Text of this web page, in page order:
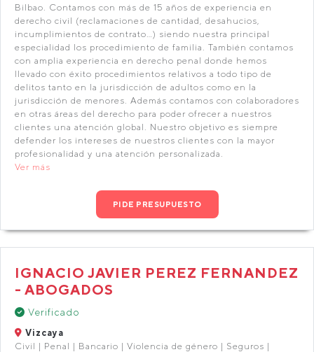
Bilbao. Contamos con más de 15 años de experiencia en
derecho civil (reclamaciones de cantidad, desahucios,
incumplimientos de contrato…) siendo nuestra principal
especialidad los procedimiento de familia. También contamos
con amplia experiencia en derecho penal donde hemos
llevado con éxito procedimientos relativos a todo tipo de
delitos tanto en la jurisdicción de adultos como en la
jurisdicción de menores. Además contamos con colaboradores
en otras áreas del derecho para poder ofrecer a nuestros
clientes una atención global. Nuestro objetivo es siempre
defender los intereses de nuestros clientes con la mayor
profesionalidad y una atención personalizada.
Ver más
PIDE PRESUPUESTO
IGNACIO JAVIER PEREZ FERNANDEZ
- ABOGADOS
Verificado
Vizcaya
Civil | Penal | Bancario | Violencia de género | Seguros |